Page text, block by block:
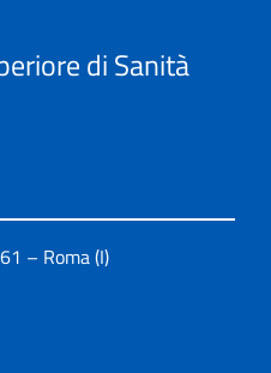
di Sanità
– Roma (I)